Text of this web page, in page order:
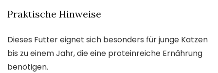
Praktische Hinweise
Dieses Futter eignet sich besonders für junge Katzen
bis zu einem Jahr, die eine proteinreiche Ernährung
benötigen.